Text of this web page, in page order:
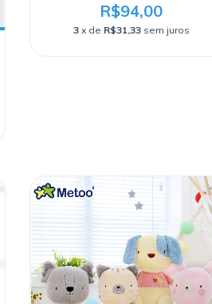
R$94,00
3 x de R$31,33 sem juros